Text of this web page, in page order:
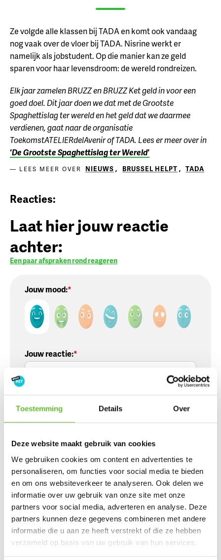
Toestemming Details Over
Deze website maakt gebruik van cookies
We gebruiken cookies om content en advertenties te
personaliseren, om functies voor social media te bieden
en om ons websiteverkeer te analyseren. Ook delen we
informatie over uw gebruik van onze site met onze
partners voor social media, adverteren en analyse. Deze
partners kunnen deze gegevens combineren met andere
informatie die u aan ze heeft verstrekt of die ze hebben
verzameld op basis van uw gebruik van hun services.
Ze volgde alle klassen bij TADA en komt ook vandaag
nog vaak over de vloer bij TADA. Nisrine werkt er
namelijk als jobstudent. Op die manier kan ze geld
sparen voor haar levensdroom: de wereld rondreizen.
Elk jaar zamelen BRUZZ en BRUZZ Ket geld in voor een
goed doel. Dit jaar doen we dat met de Grootste
Spaghettislag ter wereld en het geld dat we daarmee
verdienen, gaat naar de organisatie
ToekomstATELIERdelAvenir of TADA. Lees er meer over in
'De Grootste Spaghettislag ter Wereld'
LEES MEER OVER NIEUWS , BRUSSEL HELPT , TADA
Reacties:
Laat hier jouw reactie
achter:
Een paar afspraken rond reageren
Jouw mood:
Jouw reactie:
Naam:
Wordt niet publiek getoond
E-mailadres: